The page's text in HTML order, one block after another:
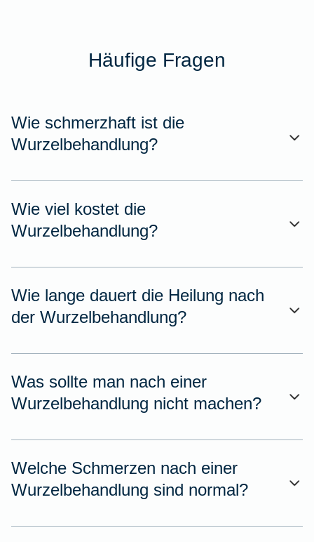
Häufige Fragen
Wie schmerzhaft ist die
Wurzelbehandlung?
Wie viel kostet die
Wurzelbehandlung?
Wie lange dauert die Heilung nach
der Wurzelbehandlung?
Was sollte man nach einer
Wurzelbehandlung nicht machen?
Welche Schmerzen nach einer
Wurzelbehandlung sind normal?